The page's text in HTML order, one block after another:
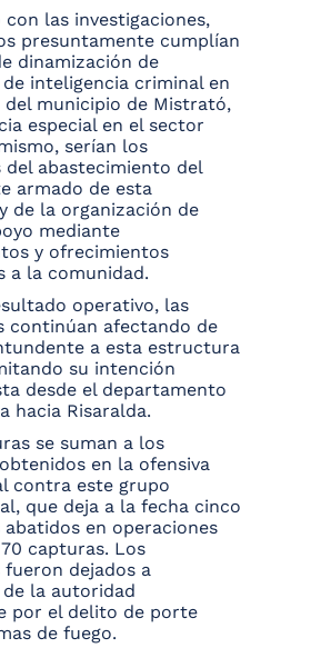
con las investigaciones,
presuntamente cumplían
dinamización de
inteligencia criminal en
del municipio de Mistrató,
especial en el sector
serían los
del abastecimiento del
armado de esta
de la organización de
mediante
y ofrecimientos
a la comunidad.
operativo, las
continúan afectando de
a esta estructura
su intención
desde el departamento
hacia Risaralda.
se suman a los
en la ofensiva
contra este grupo
que deja a la fecha cinco
en operaciones
capturas. Los
dejados a
la autoridad
por el delito de porte
de fuego.